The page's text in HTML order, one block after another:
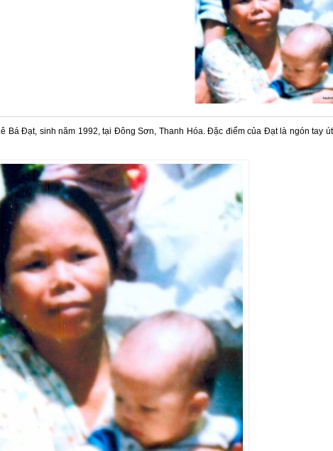
Bá Đạt, sinh năm 1992, tại Đông Sơn, Thanh Hóa. Đặc điểm của Đạt là ngón tay